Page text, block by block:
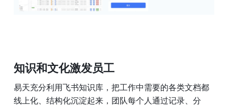
知识和文化激发员工
易天充分利用飞书知识库，把工作中需要的各类文档都
线上化、结构化沉淀起来，团队每个人通过记录、分